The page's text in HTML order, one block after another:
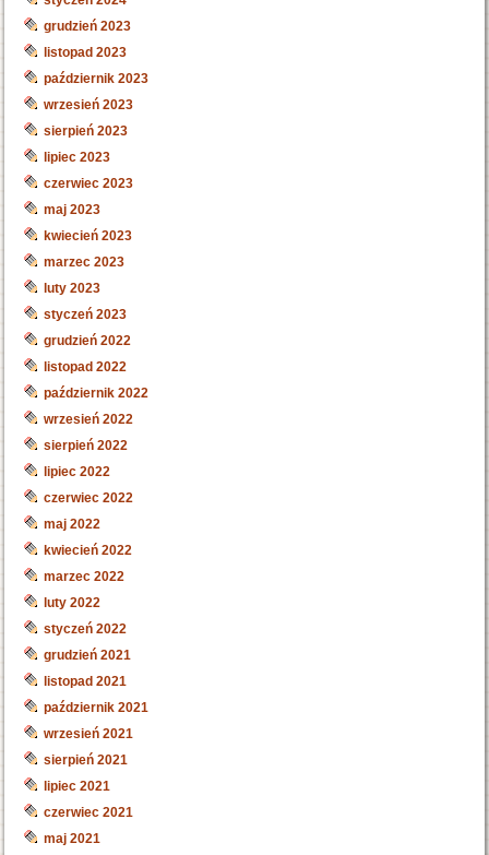
grudzień 2023
listopad 2023
październik 2023
wrzesień 2023
sierpień 2023
lipiec 2023
czerwiec 2023
maj 2023
kwiecień 2023
marzec 2023
luty 2023
styczeń 2023
grudzień 2022
listopad 2022
październik 2022
wrzesień 2022
sierpień 2022
lipiec 2022
czerwiec 2022
maj 2022
kwiecień 2022
marzec 2022
luty 2022
styczeń 2022
grudzień 2021
listopad 2021
październik 2021
wrzesień 2021
sierpień 2021
lipiec 2021
czerwiec 2021
maj 2021